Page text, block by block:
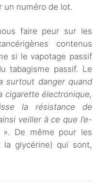
un numéro de lot.
faire peur sur les
contenus
si le vapotage passif
tabagisme passif. Le
surtout danger quand
cigarette électronique,
la résistance de
veiller à ce que l’e-
». De même pour les
la glycérine) qui sont,